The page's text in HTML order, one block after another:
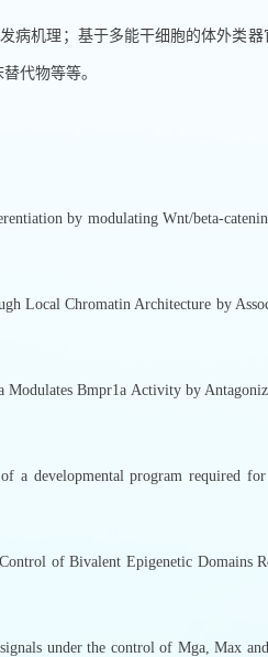
机理；基于多能干细胞的体外类器
替代物等等。
by modulating Wnt/beta-
Local Chromatin Architecture by
Modulates Bmpr1a Activity by
a developmental program required
of Bivalent Epigenetic Domains
under the control of Mga, Max